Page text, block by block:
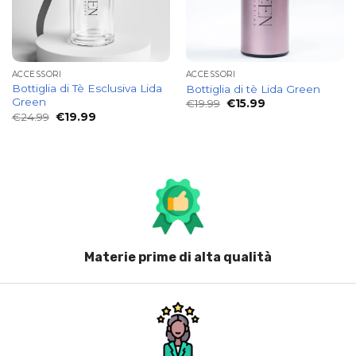
ACCESSORI
Bottiglia di Tè Esclusiva Lida
Green
€24.99 Il
€19.99Il
ACCESSORI
Bottiglia di tè Lida Green
€19.99 Il
€15.99Il
Materie prime di alta qualità